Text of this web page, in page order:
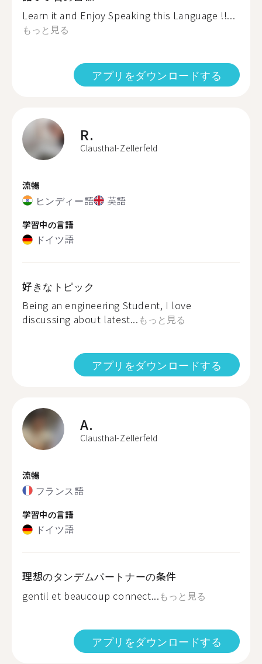
Learn it and Enjoy Speaking this Language !!...
もっと見る
アプリをダウンロードする
R.
Clausthal-Zellerfeld
流暢
ヒンディー語 英語
学習中の言語
ドイツ語
好きなトピック
Being an engineering Student, I love
discussing about latest... もっと見る
アプリをダウンロードする
A.
Clausthal-Zellerfeld
流暢
フランス語
学習中の言語
ドイツ語
理想のタンデムパートナーの条件
gentil et beaucoup connect...もっと見る
アプリをダウンロードする